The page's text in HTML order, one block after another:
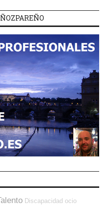
Discapacidad ocio